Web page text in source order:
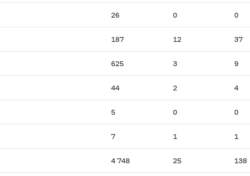
26 0 0
187 12 37
625 3 9
44 2 4
5 0 0
7 1 1
4 748 25 138